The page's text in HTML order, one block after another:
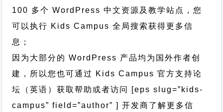
100 多个 WordPress 中文资源及教学站点，您
可以执行 Kids Campus 全局搜索获得更多信
息；
因为大部分的 WordPress 产品均为国外作者创
建，所以您也可通过 Kids Campus 官方支持论
坛
（英语）获取帮助或者访问 [eps slug=”kids-
campus” field=”author” ] 开发商了解更多信